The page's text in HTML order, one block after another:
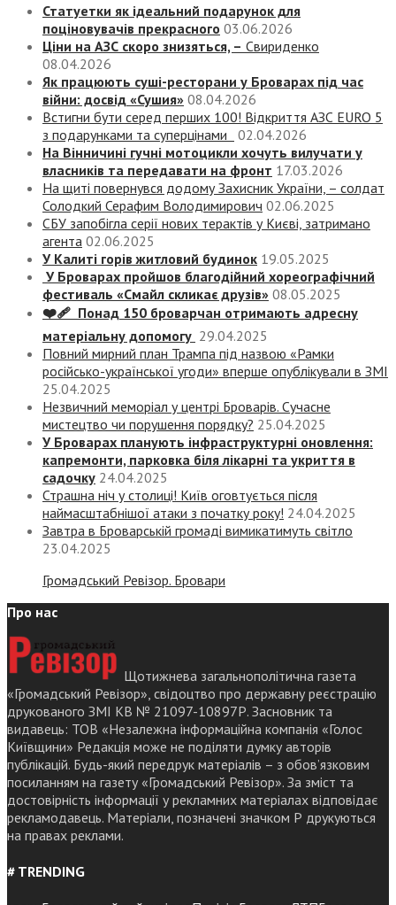
Статуетки як ідеальний подарунок для
поціновувачів прекрасного 03.06.2026
Ціни на АЗС скоро знизяться, – Свириденко
08.04.2026
Як працюють суші-ресторани у Броварах під час
війни: досвід «Сушия» 08.04.2026
Встигни бути серед перших 100! Відкриття АЗС EURO 5
з подарунками та суперцінами
02.04.2026
На Вінничині гучні мотоцикли хочуть вилучати у
власників та передавати на фронт 17.03.2026
На щиті повернувся додому Захисник України, – солдат
Солодкий Серафим Володимирович 02.06.2025
СБУ запобігла серії нових терактів у Києві, затримано
агента 02.06.2025
У Калиті горів житловий будинок 19.05.2025
У Броварах пройшов благодійний хореографічний
фестиваль «Смайл скликає друзів» 08.05.2025
❤️‍🩹 Понад 150 броварчан отримають адресну
матеріальну допомогу 29.04.2025
Повний мирний план Трампа під назвою «‎Рамки
російсько-української угоди» вперше опублікували в ЗМІ
25.04.2025
Незвичний меморіал у центрі Броварів. Сучасне
мистецтво чи порушення порядку? 25.04.2025
У Броварах планують інфраструктурні оновлення:
капремонти, парковка біля лікарні та укриття в
садочку 24.04.2025
Страшна ніч у столиці! Київ оговтується після
наймасштабнішої атаки з початку року! 24.04.2025
Завтра в Броварській громаді вимикатимуть світло
23.04.2025
Громадський Ревізор. Бровари
Про нас
Щотижнева загальнополітична газета
«Громадський Ревізор», свідоцтво про державну реєстрацію
друкованого ЗМІ КВ № 21097-10897Р. Засновник та
видавець: ТОВ «Незалежна інформаційна компанія «Голос
Київщини» Редакція може не поділяти думку авторів
публікацій. Будь-який передрук матеріалів – з обов’язковим
посиланням на газету «Громадський Ревізор». За зміст та
достовірність інформації у рекламних матеріалах відповідає
рекламодавець. Матеріали, позначені значком Р друкуються
на правах реклами.
# TRENDING